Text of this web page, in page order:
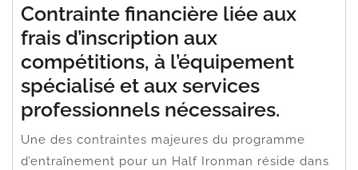
Contrainte financière liée aux
frais d’inscription aux
compétitions, à l’équipement
spécialisé et aux services
professionnels nécessaires.
Une des contraintes majeures du programme
d’entraînement pour un Half Ironman réside dans